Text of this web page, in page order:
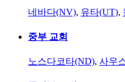
네바다(NV), 유타(UT),
중부 교회
노스다코타(ND), 사우